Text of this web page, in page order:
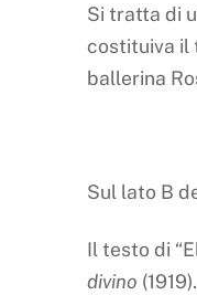
Si tratta di
costituiva il
ballerina
Sul lato B
Il testo di
divino (1919).